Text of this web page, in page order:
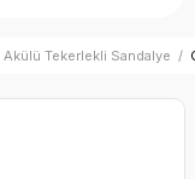
Akülü Tekerlekli Sandalye